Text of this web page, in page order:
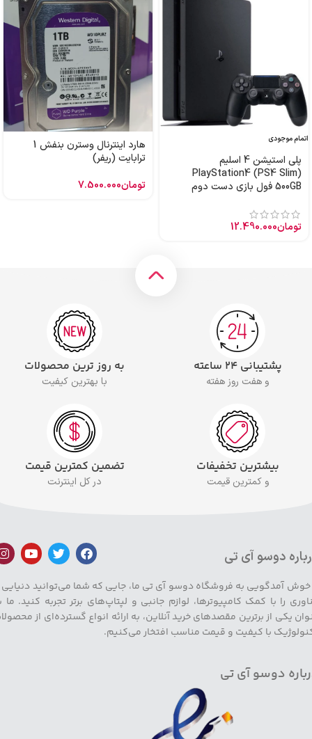
اتمام موجودی
پلی استیشن 4 اسلیم
PlayStation4 (PS4 Slim)
500GB فول بازی دست دوم
تومان12.490.000
هارد اینترنال وسترن بنفش 1
ترابایت (ریفر)
تومان7.500.000
پشتیبانی ۲۴ ساعته
و هفت روز هفته
به روز ترین محصولات
با بهترین کیفیت
بیشترین تخفیفات
و کمترین قیمت
تضمین کمترین قیمت
در کل اینترنت
دوسو آی تی
خوش آمدگویی به فروشگاه دوسو آی تی ما، جایی که شما می‌توانید دنیایی
را با کمک کامپیوترها، لوازم جانبی و لپتاپ‌های برتر تجربه کنید. ما
یکی از برترین مقصدهای خرید آنلاین، به ارائه انواع گسترده‌ای از
با کیفیت و قیمت مناسب افتخار می‌کنیم.
دوسو آی تی